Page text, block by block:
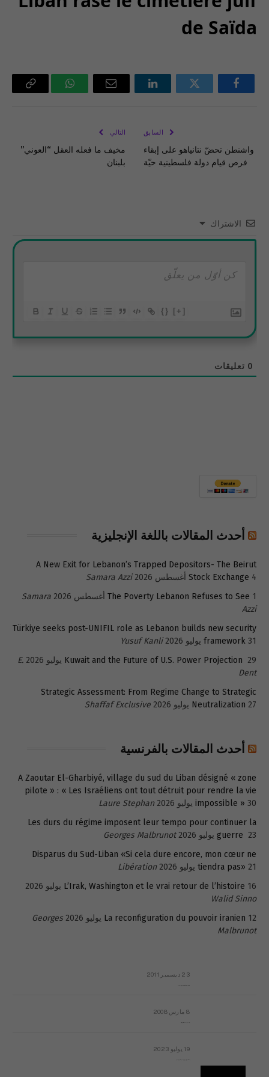
de Saïda
فيسبوك تويتر لينكدإن
البريد
واتساب Copy
السابق
واشنطن تحضّ نتانياهو على إبقاء
فرص قيام دولة فلسطينية حيّة
التالي
‏مخيف ما فعله العقل “العوني”
بلبنان
الاشتراك
{} [+]
0 تعليقات
أحدث المقالات باللغة الإنجليزية
A New Exit for Lebanon’s Trapped Depositors- The Beirut
Stock Exchange 4 أغسطس 2026
Samara Azzi
The Poverty Lebanon Refuses to See 1 أغسطس 2026
Samara
Azzi
Türkiye seeks post-UNIFIL role as Lebanon builds new security
framework 31 يوليو 2026
Yusuf Kanli
Kuwait and the Future of U.S. Power Projection 29 يوليو 2026
E.
Dent
Strategic Assessment: From Regime Change to Strategic
Neutralization 27 يوليو 2026 Shaffaf Exclusive
أحدث المقالات بالفرنسية
A Zaoutar El-Gharbiyé, village du sud du Liban désigné « zone
pilote » : « Les Israéliens ont tout détruit pour rendre la vie
impossible » 30 يوليو 2026
Laure Stephan
Les durs du régime imposent leur tempo pour continuer la
guerre 23 يوليو 2026
Georges Malbrunot
Disparus du Sud-Liban «Si cela dure encore, mon cœur ne
tiendra pas» 21 يوليو 2026
Libération
L’Irak, Washington et le vrai retour de l’histoire 16 يوليو 2026
Walid Sinno
La reconfiguration du pouvoir iranien 12 يوليو 2026
Georges
Malbrunot
23 ديسمبر 2011
8 مارس 2008
19 يوليو 2023